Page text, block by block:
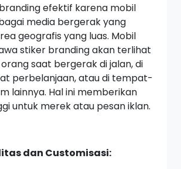
efektif karena mobil
media bergerak yang
geografis yang luas. Mobil
stiker branding akan terlihat
saat bergerak di jalan, di
perbelanjaan, atau di tempat-
lainnya. Hal ini memberikan
untuk merek atau pesan iklan.
dan Customisasi: